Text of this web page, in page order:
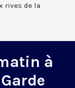
rives de la
à